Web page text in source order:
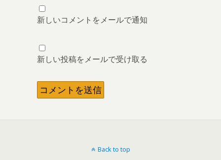
新しいコメントをメールで通知
新しい投稿をメールで受け取る
Back to top